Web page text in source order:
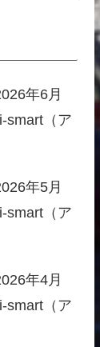
年6月
（ア
年5月
（ア
年4月
（ア